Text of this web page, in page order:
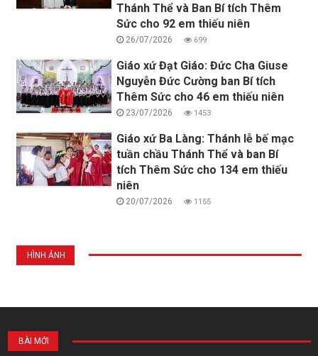
Thánh Thể và Ban Bí tích Thêm
Sức cho 92 em thiếu niên
26/07/2026 699
Giáo xứ Đạt Giáo: Đức Cha Giuse
Nguyễn Đức Cường ban Bí tích
Thêm Sức cho 46 em thiếu niên
23/07/2026 1453
Giáo xứ Ba Làng: Thánh lễ bế mạc
tuần chầu Thánh Thể và ban Bí
tích Thêm Sức cho 134 em thiếu
niên
20/07/2026 1155
HÌNH ẢNH
BÀI MỚI